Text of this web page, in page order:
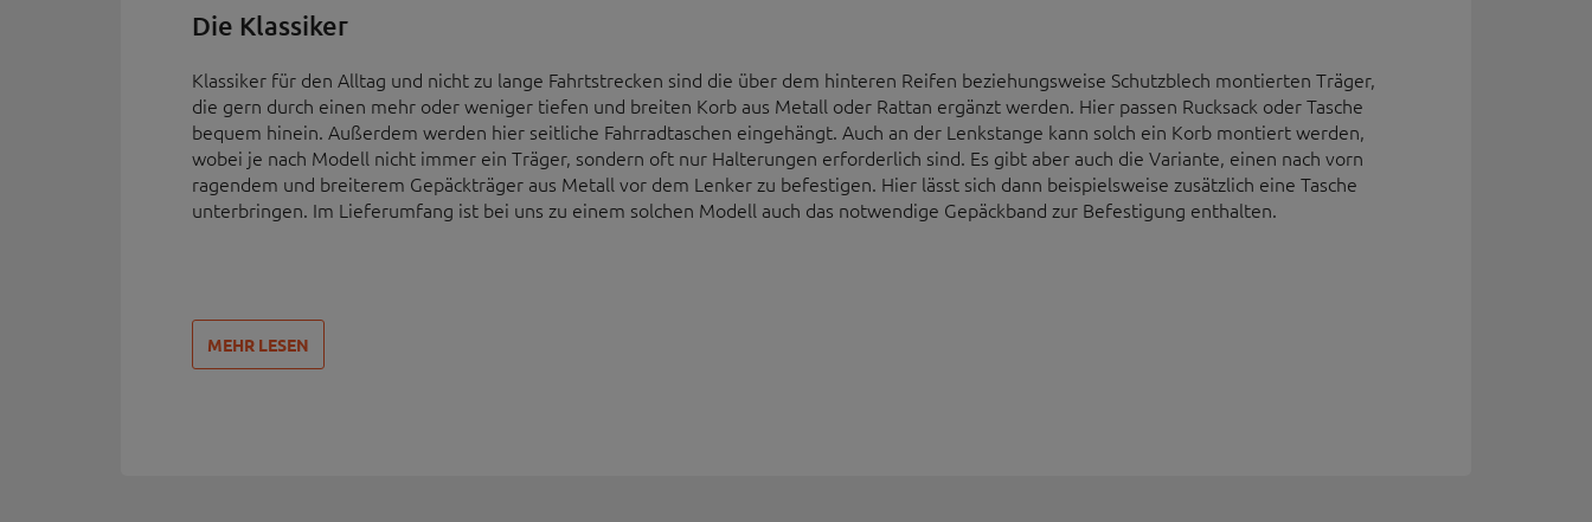
Die Klassiker
Klassiker für den Alltag und nicht zu lange Fahrtstrecken sind die über dem hinteren Reifen beziehungsweise Schutzblech montierten Träger,
die gern durch einen mehr oder weniger tiefen und breiten Korb aus Metall oder Rattan ergänzt werden. Hier passen Rucksack oder Tasche
bequem hinein. Außerdem werden hier seitliche Fahrradtaschen eingehängt. Auch an der Lenkstange kann solch ein Korb montiert werden,
wobei je nach Modell nicht immer ein Träger, sondern oft nur Halterungen erforderlich sind. Es gibt aber auch die Variante, einen nach vorn
ragendem und breiterem Gepäckträger aus Metall vor dem Lenker zu befestigen. Hier lässt sich dann beispielsweise zusätzlich eine Tasche
unterbringen. Im Lieferumfang ist bei uns zu einem solchen Modell auch das notwendige Gepäckband zur Befestigung enthalten.
MEHR LESEN